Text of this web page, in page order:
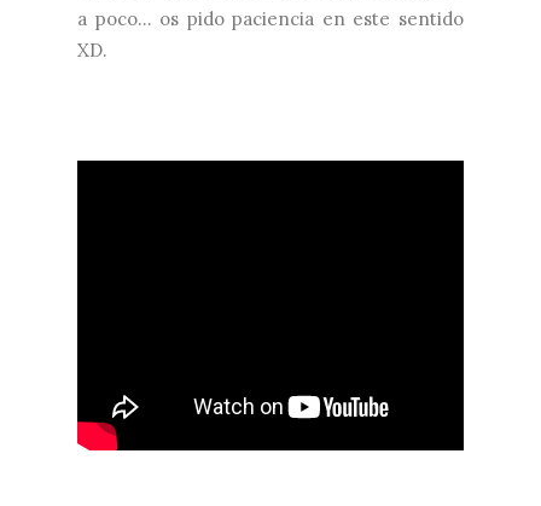
a poco... os pido paciencia en este sentido
XD.